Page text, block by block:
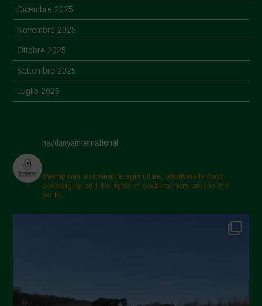
Dicembre 2025
Novembre 2025
Ottobre 2025
Settembre 2025
Luglio 2025
Aprile 2025
Marzo 2025
Febbraio 2025
Gennaio 2025
Settembre 2024
navdanyainternational
champions sustainable agriculture, biodiversity, food
sovereignty and the rights of small farmers around the
world.